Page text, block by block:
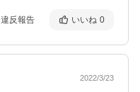
違反報告 いいね 0
2022/3/23